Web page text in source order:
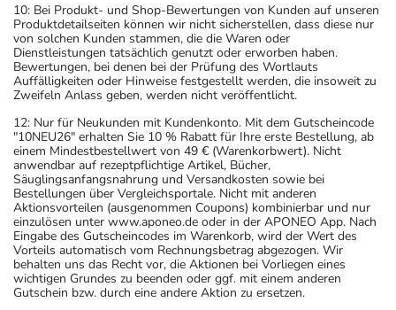
10: Bei Produkt- und Shop-Bewertungen von Kunden auf unseren
Produktdetailseiten können wir nicht sicherstellen, dass diese nur
von solchen Kunden stammen, die die Waren oder
Dienstleistungen tatsächlich genutzt oder erworben haben.
Bewertungen, bei denen bei der Prüfung des Wortlauts
Auffälligkeiten oder Hinweise festgestellt werden, die insoweit zu
Zweifeln Anlass geben, werden nicht veröffentlicht.
12: Nur für Neukunden mit Kundenkonto. Mit dem Gutscheincode
"10NEU26" erhalten Sie 10 % Rabatt für Ihre erste Bestellung, ab
einem Mindestbestellwert von 49 € (Warenkorbwert). Nicht
anwendbar auf rezeptpflichtige Artikel, Bücher,
Säuglingsanfangsnahrung und Versandkosten sowie bei
Bestellungen über Vergleichsportale. Nicht mit anderen
Aktionsvorteilen (ausgenommen Coupons) kombinierbar und nur
einzulösen unter www.aponeo.de oder in der APONEO App. Nach
Eingabe des Gutscheincodes im Warenkorb, wird der Wert des
Vorteils automatisch vom Rechnungsbetrag abgezogen. Wir
behalten uns das Recht vor, die Aktionen bei Vorliegen eines
wichtigen Grundes zu beenden oder ggf. mit einem anderen
Gutschein bzw. durch eine andere Aktion zu ersetzen.